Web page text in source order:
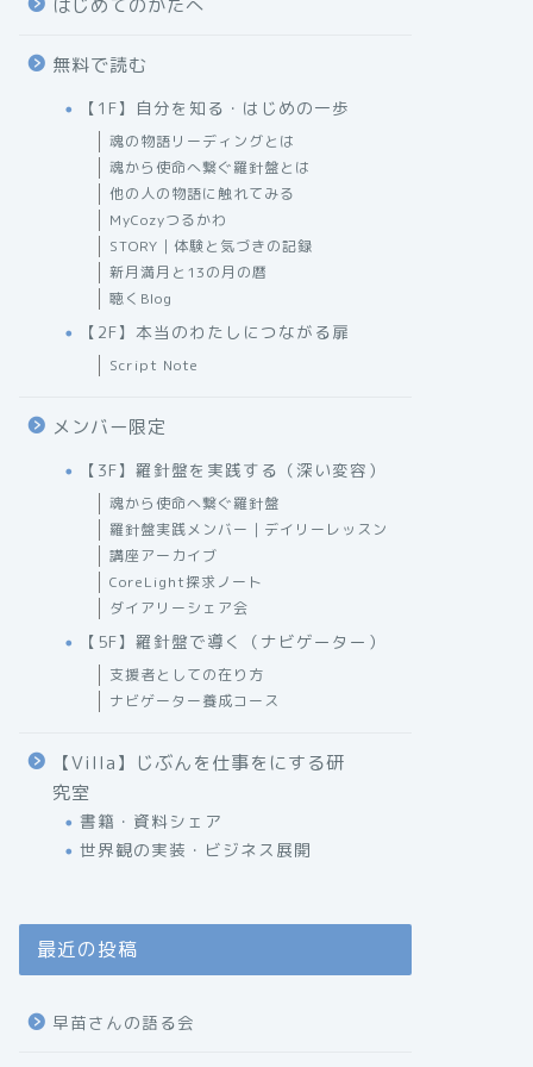
はじめてのかたへ
無料で読む
【1F】自分を知る・はじめの一歩
魂の物語リーディングとは
魂から使命へ繋ぐ羅針盤とは
他の人の物語に触れてみる
MyCozyつるかわ
STORY｜体験と気づきの記録
新月満月と13の月の暦
聴くBlog
【2F】本当のわたしにつながる扉
Script Note
メンバー限定
【3F】羅針盤を実践する（深い変容）
魂から使命へ繋ぐ羅針盤
羅針盤実践メンバー｜デイリーレッスン
講座アーカイブ
CoreLight探求ノート
ダイアリーシェア会
【5F】羅針盤で導く（ナビゲーター）
支援者としての在り方
ナビゲーター養成コース
【Villa】じぶんを仕事をにする研
究室
書籍・資料シェア
世界観の実装・ビジネス展開
最近の投稿
早苗さんの語る会